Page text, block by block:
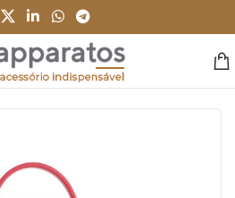
/Garrafas/Térmico